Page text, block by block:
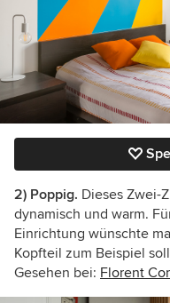
2) Poppig. Dieses Zwei-
dynamisch und warm.
Einrichtung wünschte
Kopfteil zum Beispiel
Gesehen bei: Florent